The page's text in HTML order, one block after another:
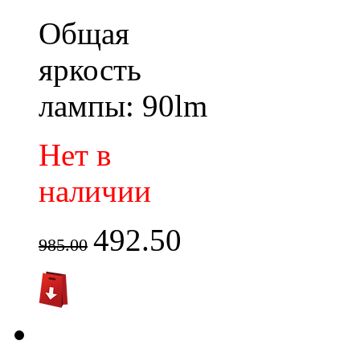
Общая
яркость
лампы: 90lm
Нет в
наличии
985.00 492.50